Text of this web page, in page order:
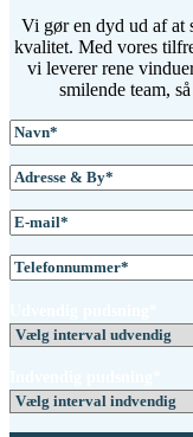
Vi gør en dyd ud af at
kvalitet. Med vores
vi leverer rene
smilende team,